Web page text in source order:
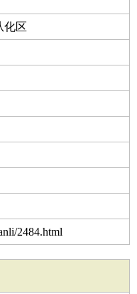
化区
2484.html